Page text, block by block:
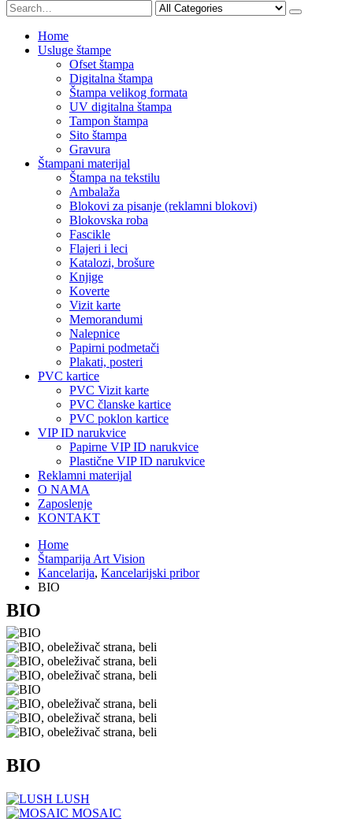
Home
Usluge štampe
Ofset štampa
Digitalna štampa
Štampa velikog formata
UV digitalna štampa
Tampon štampa
Sito štampa
Gravura
Štampani materijal
Štampa na tekstilu
Ambalaža
Blokovi za pisanje (reklamni blokovi)
Blokovska roba
Fascikle
Flajeri i leci
Katalozi, brošure
Knjige
Koverte
Vizit karte
Memorandumi
Nalepnice
Papirni podmetači
Plakati, posteri
PVC kartice
PVC Vizit karte
PVC članske kartice
PVC poklon kartice
VIP ID narukvice
Papirne VIP ID narukvice
Plastične VIP ID narukvice
Reklamni materijal
O NAMA
Zaposlenje
KONTAKT
Home
Štamparija Art Vision
Kancelarija, Kancelarijski pribor
BIO
BIO
BIO
LUSH
MOSAIC